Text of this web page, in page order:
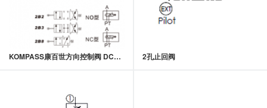
KOMPASS康百世方向控制阀 DCG-02系列机械式换向阀 2孔止回阀